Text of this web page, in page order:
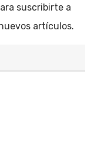
suscribirte a
artículos.